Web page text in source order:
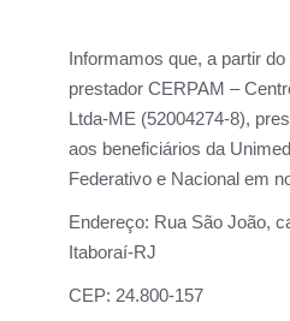
Informamos que, a partir do
prestador CERPAM –
Ltda-ME (52004274-8),
aos beneficiários da
Federativo e Nacional em
Endereço: Rua São João,
Itaboraí-RJ
CEP: 24.800-157